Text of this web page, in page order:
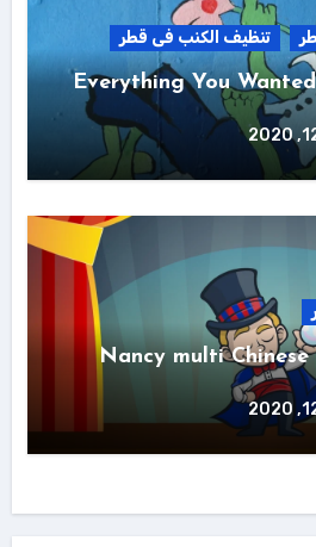
تنظيف الكنب فى قطر
Everything You
Nancy multi Chinese